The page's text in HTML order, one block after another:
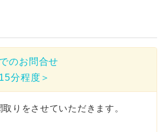
のお問合せ
分程度＞
りをさせていただきます。